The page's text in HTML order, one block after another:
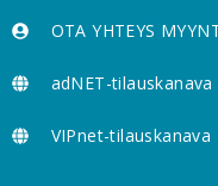
OTA YHTEYS
adNET-tilauskanava
VIPnet-tilauskanava